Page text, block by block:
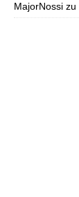
MajorNossi zu